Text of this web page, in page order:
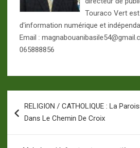
Touraco Vert
d'information numérique et
Email :
065888856
de
RELIGION / CATHOLIQUE : La
Dans Le Chemin De Croix